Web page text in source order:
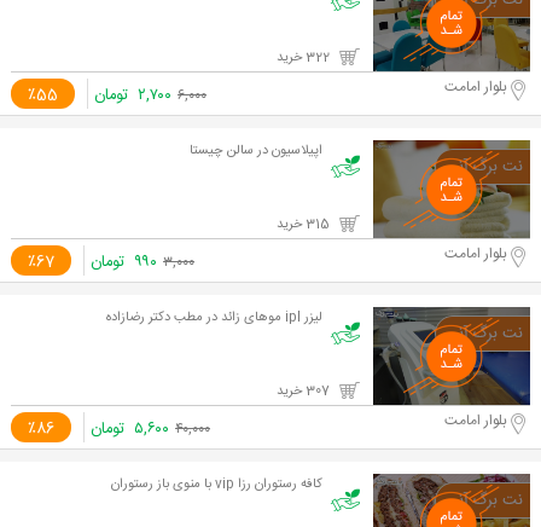
٪55 بلوار امامت ۶,۰۰۰ ۲,۷۰۰ تومان
اپیلاسیون در سالن چیستا
٪67 بلوار امامت ۳,۰۰۰ ۹۹۰ تومان
لیزر ipl موهای زائد در مطب دکتر رضازاده
٪86 بلوار امامت ۴۰,۰۰۰ ۵,۶۰۰ تومان
کافه رستوران رزا vip با منوی باز رستوران